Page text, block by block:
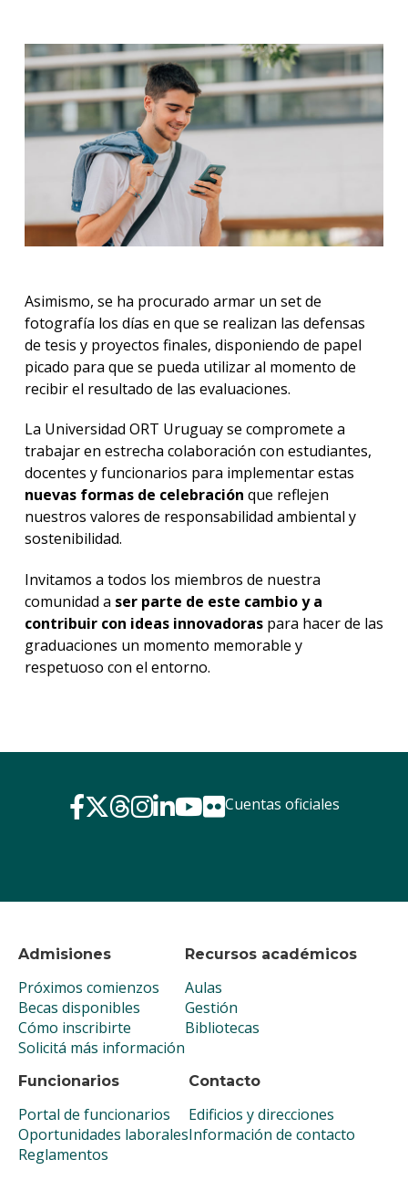
Asimismo, se ha procurado armar un set de
fotografía los días en que se realizan las defensas
de tesis y proyectos finales, disponiendo de papel
picado para que se pueda utilizar al momento de
recibir el resultado de las evaluaciones.
La Universidad ORT Uruguay se compromete a
trabajar en estrecha colaboración con estudiantes,
docentes y funcionarios para implementar estas
nuevas formas de celebración que reflejen
nuestros valores de responsabilidad ambiental y
sostenibilidad.
Invitamos a todos los miembros de nuestra
comunidad a ser parte de este cambio y a
contribuir con ideas innovadoraspara hacer de las
graduaciones un momento memorable y
respetuoso con el entorno.
Admisiones
Próximos comienzos
Becas disponibles
Cómo inscribirte
Solicitá más información
Recursos académicos
Aulas
Gestión
Bibliotecas
Funcionarios
Portal de funcionarios
Oportunidades laborales
Reglamentos
Contacto
Edificios y direcciones
Información de contacto
Cuentas oficiales